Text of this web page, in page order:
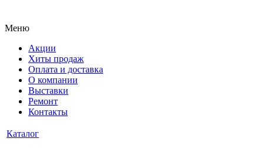
Меню
Акции
Хиты продаж
Оплата и доставка
О компании
Выставки
Ремонт
Контакты
Каталог